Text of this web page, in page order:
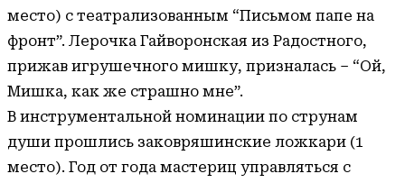
место) с театрализованным “Письмом папе на
фронт”. Лерочка Гайворонская из Радостного,
прижав игрушечного мишку, призналась – “Ой,
Мишка, как же страшно мне”.
В инструментальной номинации по струнам
души прошлись заковряшинские ложкари (1
место). Год от года мастериц управляться с